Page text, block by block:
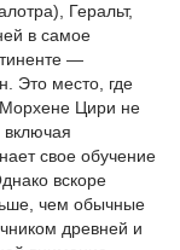
Геральт,
в самое
—
Это место, где
Цири не
включая
свое обучение
вскоре
чем обычные
древней и